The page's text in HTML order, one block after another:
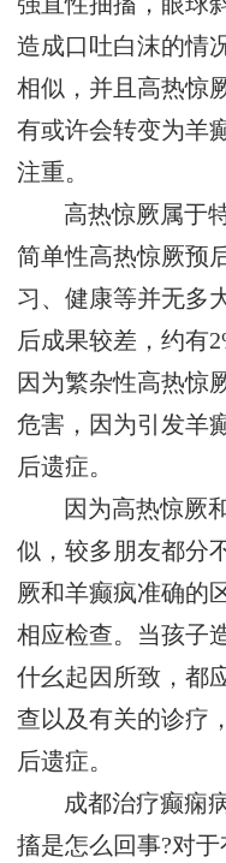
造成口吐白沫的情
相似，并且高热惊
有或许会转变为羊
注重。
高热惊厥属于
简单性高热惊厥预
习、健康等并无多
后成果较差，约有
因为繁杂性高热惊
危害，因为引发羊
后遗症。
因为高热惊厥
似，较多朋友都分
厥和羊癫疯准确的
相应检查。当孩子
什幺起因所致，都
查以及有关的诊疗
后遗症。
成都治疗癫痫
搐是怎么回事?对